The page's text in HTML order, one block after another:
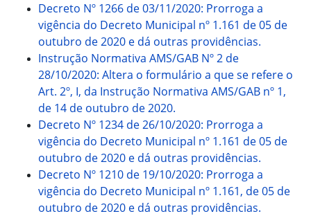
Decreto Nº 1266 de 03/11/2020: Prorroga a
vigência do Decreto Municipal nº 1.161 de 05 de
outubro de 2020 e dá outras providências.
Instrução Normativa AMS/GAB Nº 2 de
28/10/2020: Altera o formulário a que se refere o
Art. 2º, I, da Instrução Normativa AMS/GAB nº 1,
de 14 de outubro de 2020.
Decreto Nº 1234 de 26/10/2020: Prorroga a
vigência do Decreto Municipal nº 1.161 de 05 de
outubro de 2020 e dá outras providências.
Decreto Nº 1210 de 19/10/2020: Prorroga a
vigência do Decreto Municipal nº 1.161, de 05 de
outubro de 2020 e dá outras providências.